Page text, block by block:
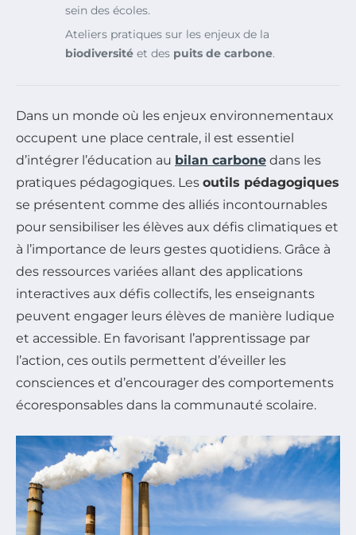
sein des écoles.
Ateliers pratiques sur les enjeux de la
biodiversité et des puits de carbone.
Dans un monde où les enjeux environnementaux
occupent une place centrale, il est essentiel
d’intégrer l’éducation au bilan carbone dans les
pratiques pédagogiques. Les outils pédagogiques
se présentent comme des alliés incontournables
pour sensibiliser les élèves aux défis climatiques et
à l’importance de leurs gestes quotidiens. Grâce à
des ressources variées allant des applications
interactives aux défis collectifs, les enseignants
peuvent engager leurs élèves de manière ludique
et accessible. En favorisant l’apprentissage par
l’action, ces outils permettent d’éveiller les
consciences et d’encourager des comportements
écoresponsables dans la communauté scolaire.